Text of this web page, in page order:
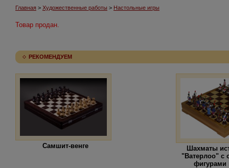
Главная > Художественные работы > Настольные игры
Товар продан.
РЕКОМЕНДУЕМ
Самшит-венге
Шахматы
"Ватерлоо" с
фигурами